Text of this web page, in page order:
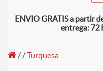
ENVIO GRATIS a partir
entrega: 72
//Turquesa